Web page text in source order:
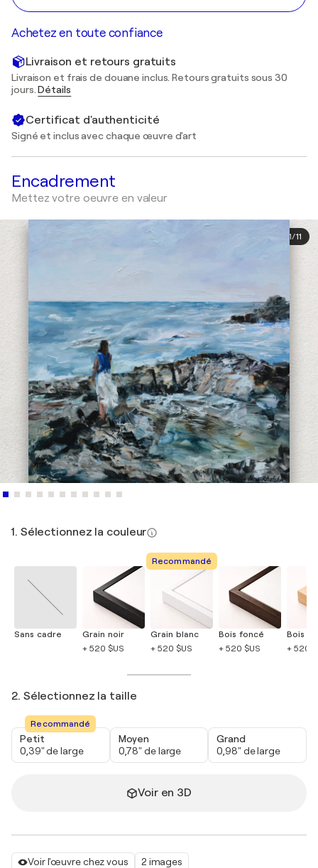
Voir l'œuvre chez vous
2 images
Achetez en toute confiance
Livraison et retours gratuits
Livraison et frais de douane inclus. Retours gratuits sous 30
jours.Détails
Certificat d'authenticité
Signé et inclus avec chaque œuvre d'art
Encadrement
Mettez votre oeuvre en valeur
1/11
1. Sélectionnez la couleur
Sans cadre
Grain noir
+ 520 $US
Recommandé
Grain blanc
+ 520 $US
Bois foncé
+ 520 $US
Bois
+ 520
2. Sélectionnez la taille
Recommandé
Petit
0,39" de large
Moyen
0,78" de large
Grand
0,98" de large
Voir en 3D